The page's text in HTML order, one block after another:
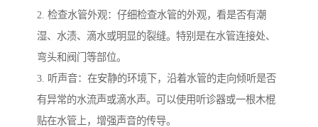
2. 检查水管外观：仔细检查水管的外观，看是否有潮
湿、水渍、滴水或明显的裂缝。特别是在水管连接处、
弯头和阀门等部位。
3. 听声音：在安静的环境下，沿着水管的走向倾听是否
有异常的水流声或滴水声。可以使用听诊器或一根木棍
贴在水管上，增强声音的传导。